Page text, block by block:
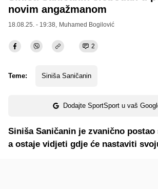
novim angažmanom
18.08.25. - 19:38, Muhamed Bogilović
2
Teme: Siniša Saničanin
Dodajte SportSport u vaš
Siniša Saničanin je zvanično
a ostaje vidjeti gdje će nastaviti